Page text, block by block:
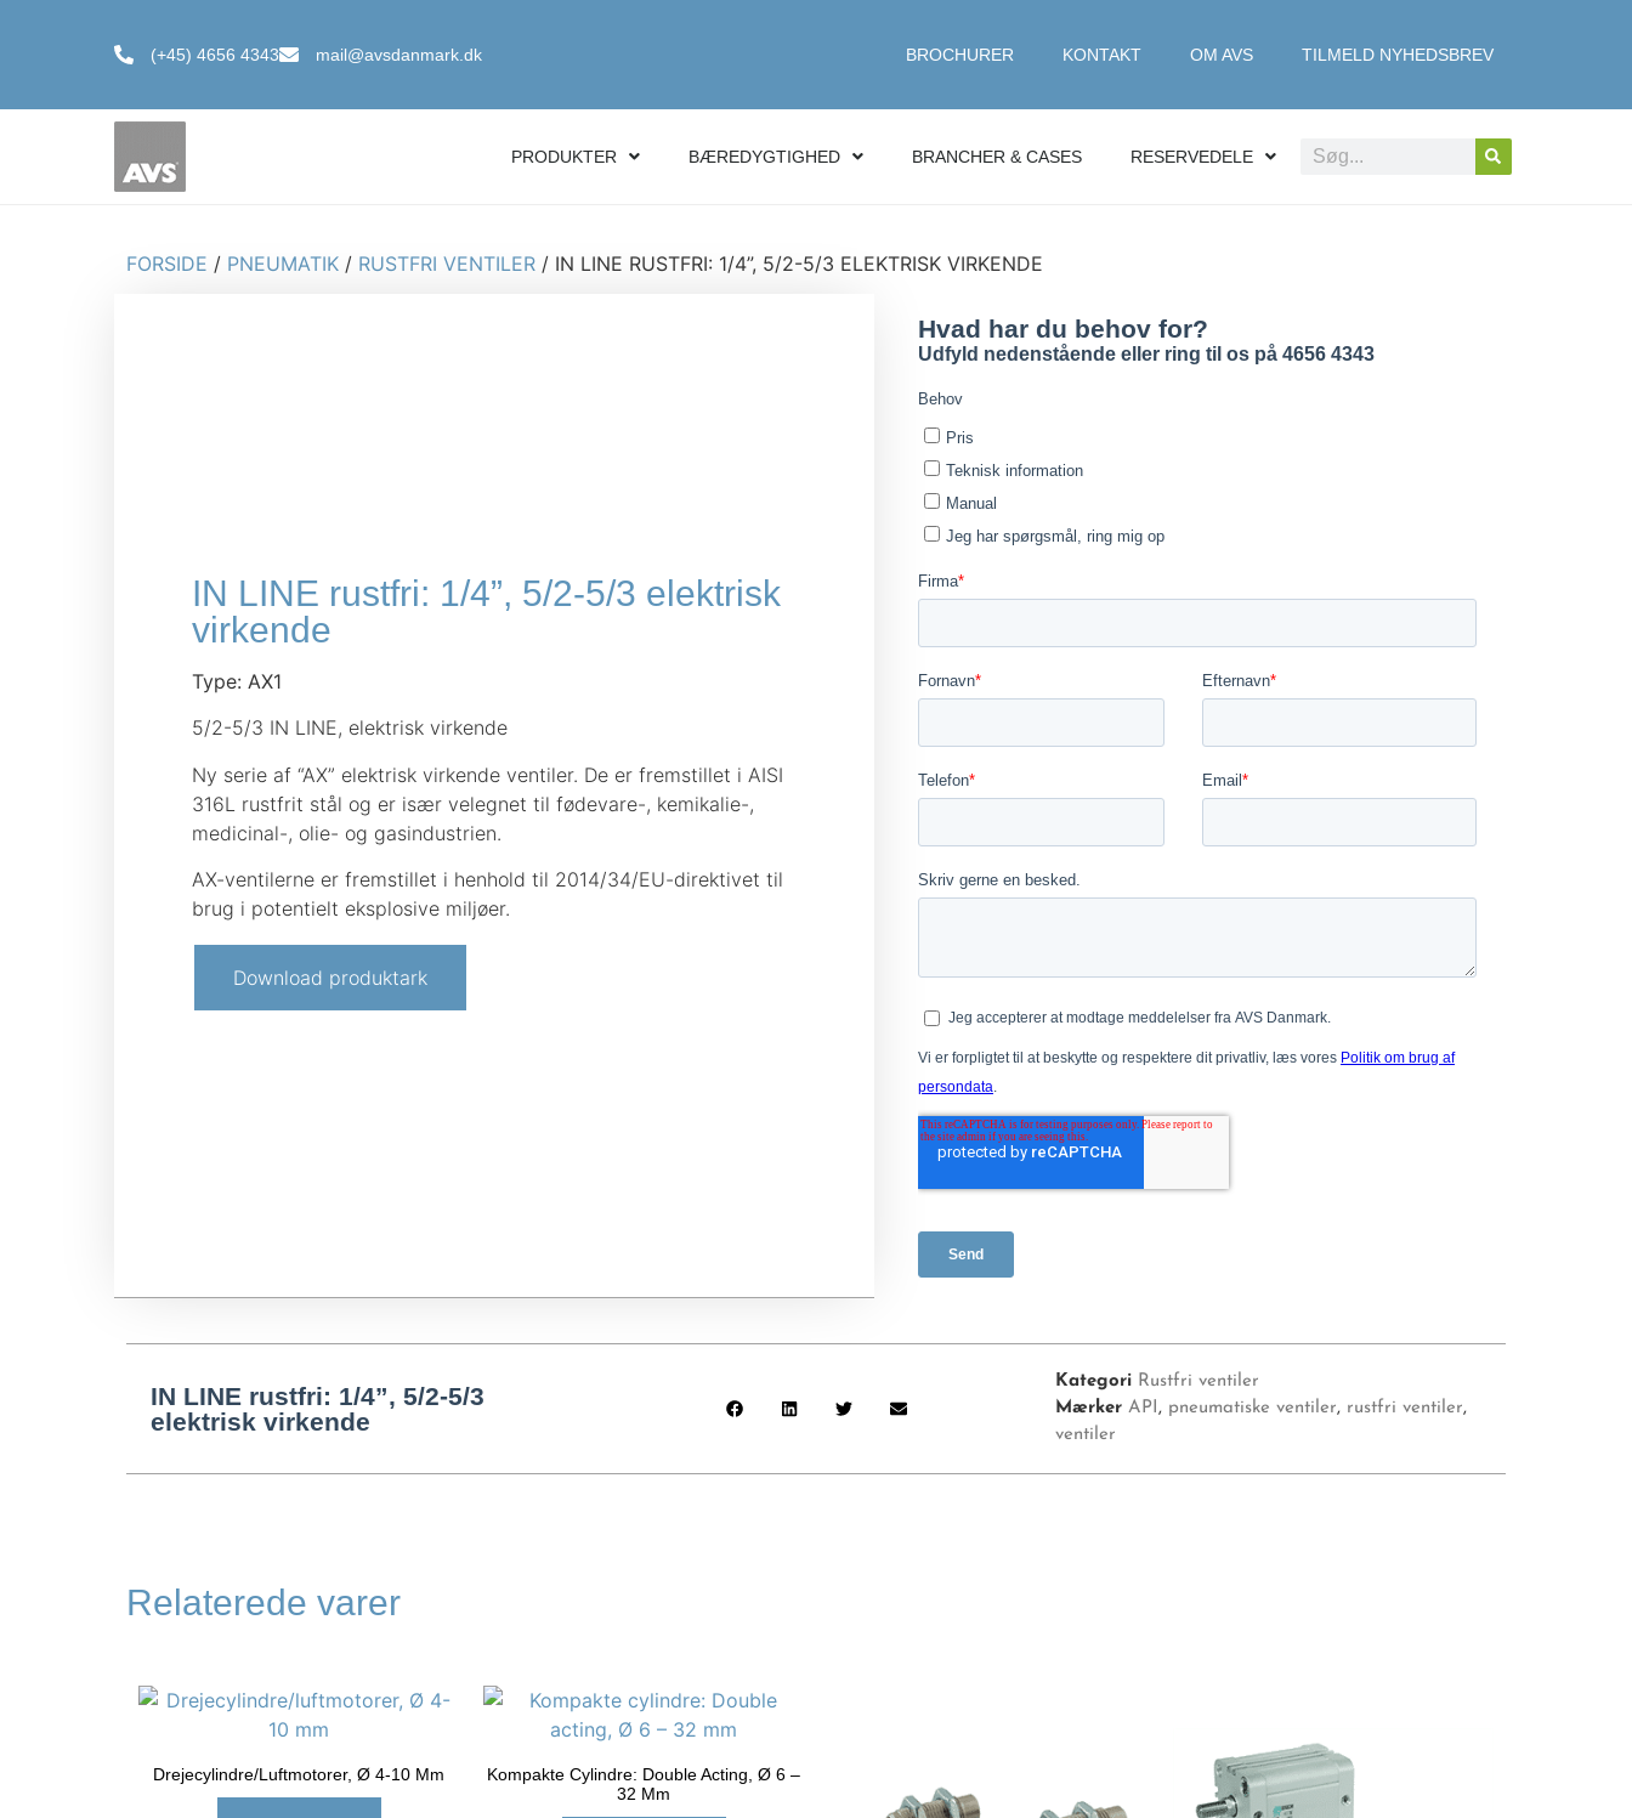
(+45) 4656 4343 mail@avsdanmark.dk BROCHURER KONTAKT OM AVS TILMELD NYHEDSBREV
PRODUKTER BÆREDYGTIGHED BRANCHER & CASES RESERVEDELE
FORSIDE / PNEUMATIK / RUSTFRI VENTILER / IN LINE RUSTFRI: 1/4”, 5/2-5/3 ELEKTRISK VIRKENDE
IN LINE rustfri: 1/4”, 5/2-5/3 elektrisk
virkende
Type: AX1
5/2-5/3 IN LINE, elektrisk virkende
Ny serie af “AX” elektrisk virkende ventiler. De er fremstillet i AISI
316L rustfrit stål og er især velegnet til fødevare-, kemikalie-,
medicinal-, olie- og gasindustrien.
AX-ventilerne er fremstillet i henhold til 2014/34/EU-direktivet til
brug i potentielt eksplosive miljøer.
Download produktark
IN LINE rustfri: 1/4”, 5/2-5/3
elektrisk virkende
Kategori Rustfri ventiler
Mærker API , pneumatiske ventiler, rustfri ventiler,
ventiler
Relaterede varer
Drejecylindre/luftmotorer, Ø 4-10 Mm
Kompakte Cylindre: Double Acting, Ø 6 –
32 Mm